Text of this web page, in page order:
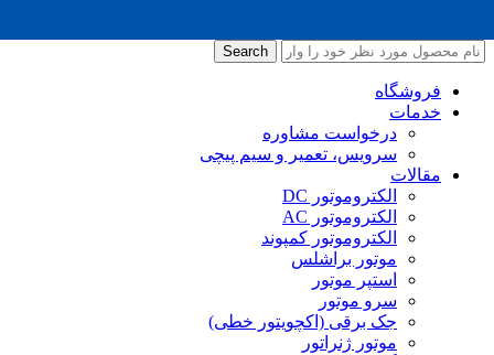
Search
فروشگاه
خدمات
درخواست مشاوره
سرویس، تعمیر و سیم پیچی
مقالات
الکتروموتور DC
الکتروموتور AC
الکتروموتور کمپوند
موتور براشلس
استپر موتور
سرو موتور
جک برقی (اکچویتور خطی)
موتور ژنراتور